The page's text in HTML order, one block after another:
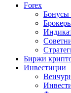
Forex
Бонусы
Биржи
Инвестиции